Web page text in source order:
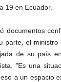
19 en Ecuador.
documentos
parte, el
de su país
"Es una
a un espacio